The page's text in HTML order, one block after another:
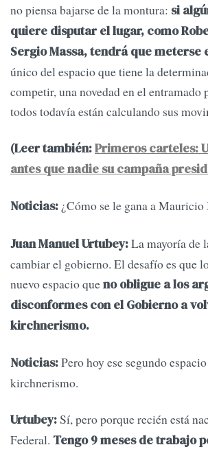
no piensa bajarse de la montura: si
quiere disputar el lugar, como
Sergio Massa, tendrá que meterse
único del espacio que tiene la
competir, una novedad en el entramado
todos todavía están calculando sus
(Leer también:Primeros carteles:
antes que nadie su campaña
Noticias: ¿Cómo se le gana a
Juan Manuel Urtubey:La mayoría de
cambiar el gobierno. El desafío es que
nuevo espacio queno obligue a los
disconformes con el Gobierno a
kirchnerismo.
Noticias:Pero hoy ese segundo
kirchnerismo.
Urtubey:Sí, pero porque recién está
Federal. Tengo 9 meses de trabajo